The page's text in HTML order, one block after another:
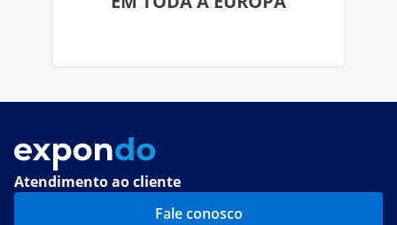
Atendimento ao cliente
Fale conosco